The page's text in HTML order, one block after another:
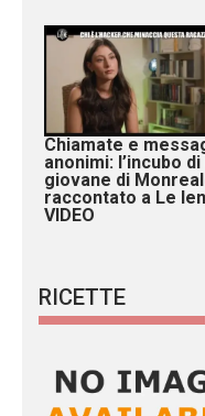
Chiamate e
anonimi: l’incubo di
giovane di
raccontato a Le
VIDEO
RICETTE